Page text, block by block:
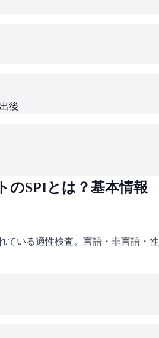
後
のSPIとは？基本情報
ている適性検査。言語・非言語・性